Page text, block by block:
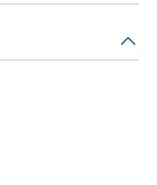
para o